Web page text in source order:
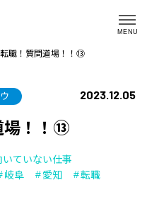
MENU
職！質問道場！！⑬
2023.12.05
場！！⑬
いていない仕事
岐阜 愛知 転職